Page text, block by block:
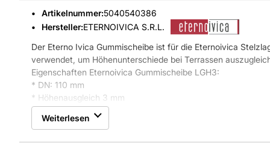
Artikelnummer:5040540386
Hersteller:ETERNOIVICA S.R.L.
Der Eterno Ivica Gummischeibe ist für die Eternoivica
verwendet, um Höhenunterschiede bei Terrassen
Eigenschaften Eternoivica Gummischeibe LGH3:
* DN: 110 mm
* Höhenausgleich 3 mm
* E082003000
* exzellente Schalldämmung
Weiterlesen